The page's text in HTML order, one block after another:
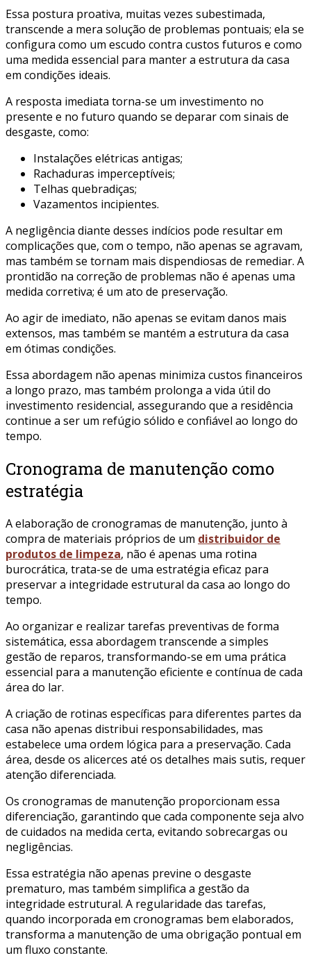
Essa postura proativa, muitas vezes subestimada,
transcende a mera solução de problemas pontuais; ela se
configura como um escudo contra custos futuros e como
uma medida essencial para manter a estrutura da casa
em condições ideais.
A resposta imediata torna-se um investimento no
presente e no futuro quando se deparar com sinais de
desgaste, como:
Instalações elétricas antigas;
Rachaduras imperceptíveis;
Telhas quebradiças;
Vazamentos incipientes.
A negligência diante desses indícios pode resultar em
complicações que, com o tempo, não apenas se agravam,
mas também se tornam mais dispendiosas de remediar. A
prontidão na correção de problemas não é apenas uma
medida corretiva; é um ato de preservação.
Ao agir de imediato, não apenas se evitam danos mais
extensos, mas também se mantém a estrutura da casa
em ótimas condições.
Essa abordagem não apenas minimiza custos financeiros
a longo prazo, mas também prolonga a vida útil do
investimento residencial, assegurando que a residência
continue a ser um refúgio sólido e confiável ao longo do
tempo.
Cronograma de manutenção como
estratégia
A elaboração de cronogramas de manutenção, junto à
compra de materiais próprios de um distribuidor de
produtos de limpeza, não é apenas uma rotina
burocrática, trata-se de uma estratégia eficaz para
preservar a integridade estrutural da casa ao longo do
tempo.
Ao organizar e realizar tarefas preventivas de forma
sistemática, essa abordagem transcende a simples
gestão de reparos, transformando-se em uma prática
essencial para a manutenção eficiente e contínua de cada
área do lar.
A criação de rotinas específicas para diferentes partes da
casa não apenas distribui responsabilidades, mas
estabelece uma ordem lógica para a preservação. Cada
área, desde os alicerces até os detalhes mais sutis, requer
atenção diferenciada.
Os cronogramas de manutenção proporcionam essa
diferenciação, garantindo que cada componente seja alvo
de cuidados na medida certa, evitando sobrecargas ou
negligências.
Essa estratégia não apenas previne o desgaste
prematuro, mas também simplifica a gestão da
integridade estrutural. A regularidade das tarefas,
quando incorporada em cronogramas bem elaborados,
transforma a manutenção de uma obrigação pontual em
um fluxo constante.